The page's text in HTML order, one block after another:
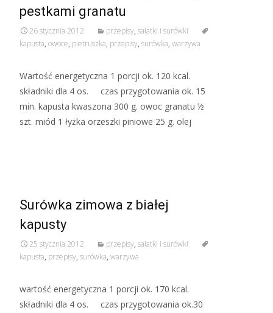
pestkami granatu
26 stycznia 2012 przepisy, sałatki i surówki
kapusta, owoce, pietruszka, przepisy, surówka, warzywa
Wartość energetyczna 1 porcji ok. 120 kcal.
składniki dla 4 os. czas przygotowania ok. 15
min. kapusta kwaszona 300 g. owoc granatu ½
szt. miód 1 łyżka orzeszki piniowe 25 g. olej
Surówka zimowa z białej
kapusty
25 stycznia 2012 przepisy, sałatki i surówki
kapusta, przepisy, surówka, warzywa
wartość energetyczna 1 porcji ok. 170 kcal.
składniki dla 4 os. czas przygotowania ok.30